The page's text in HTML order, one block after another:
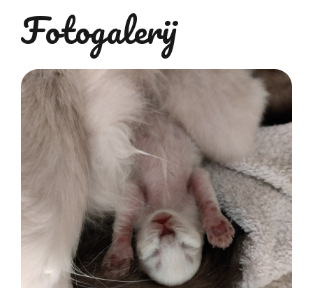
Fotogalerij